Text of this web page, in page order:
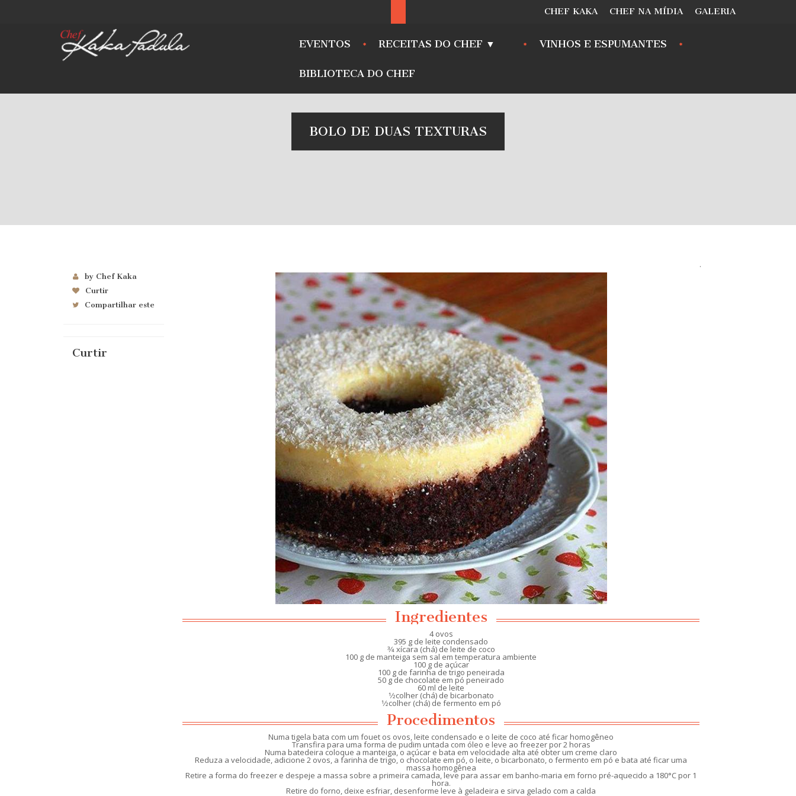
CHEF KAKA CHEF NA MÍDIA GALERIA
EVENTOS RECEITAS DO CHEF ▼ VINHOS E ESPUMANTES
BIBLIOTECA DO CHEF
BOLO DE DUAS TEXTURAS
by Chef Kaka
Curtir
Compartilhar este
Curtir
Ingredientes
4 ovos
395 g de leite condensado
3⁄4 xícara (chá) de leite de coco
100 g de manteiga sem sal em temperatura ambiente
100 g de açúcar
100 g de farinha de trigo peneirada
50 g de chocolate em pó peneirado
60 ml de leite
1⁄2colher (chá) de bicarbonato
1⁄2colher (chá) de fermento em pó
Procedimentos
Numa tigela bata com um fouet os ovos, leite condensado e o leite de coco até ficar homogêneo
Transfira para uma forma de pudim untada com óleo e leve ao freezer por 2 horas
Numa batedeira coloque a manteiga, o açúcar e bata em velocidade alta até obter um creme claro
Reduza a velocidade, adicione 2 ovos, a farinha de trigo, o chocolate em pó, o leite, o bicarbonato, o fermento em pó e bata até ficar uma
massa homogênea
Retire a forma do freezer e despeje a massa sobre a primeira camada, leve para assar em banho-maria em forno pré-aquecido a 180°C por 1
hora.
Retire do forno, deixe esfriar, desenforme leve à geladeira e sirva gelado com a calda
.